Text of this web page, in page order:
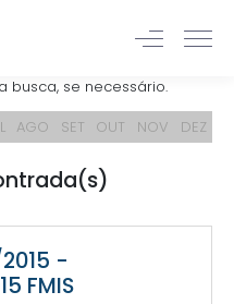
busca, se necessário.
AGO SET OUT NOV DEZ
-
FMIS